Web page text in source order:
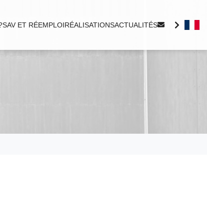
SAV ET RÉEMPLOIRÉALISATIONSACTUALITÉS